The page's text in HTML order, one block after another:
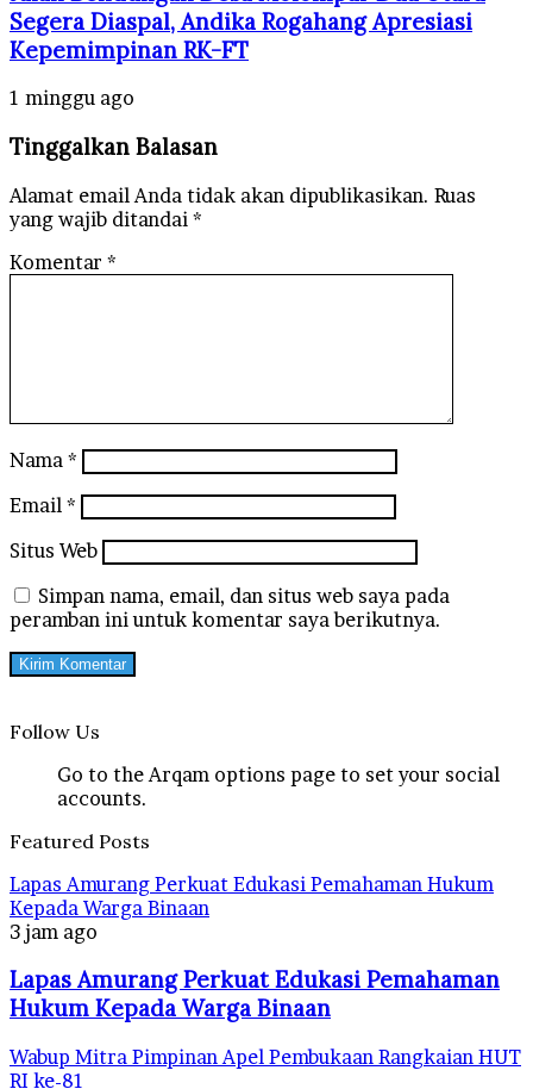
Segera Diaspal, Andika Rogahang Apresiasi
Kepemimpinan RK-FT
1 minggu ago
Tinggalkan Balasan
Alamat email Anda tidak akan dipublikasikan. Ruas
yang wajib ditandai *
Komentar *
Nama *
Email *
Situs Web
Simpan nama, email, dan situs web saya pada
peramban ini untuk komentar saya berikutnya.
Follow Us
Go to the Arqam options page to set your social
accounts.
Featured Posts
Lapas Amurang Perkuat Edukasi Pemahaman Hukum
Kepada Warga Binaan
3 jam ago
Lapas Amurang Perkuat Edukasi Pemahaman
Hukum Kepada Warga Binaan
Wabup Mitra Pimpinan Apel Pembukaan Rangkaian HUT
RI ke-81